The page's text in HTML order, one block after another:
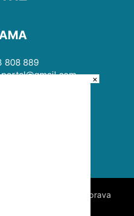
808 889
portal. Sva prava
×